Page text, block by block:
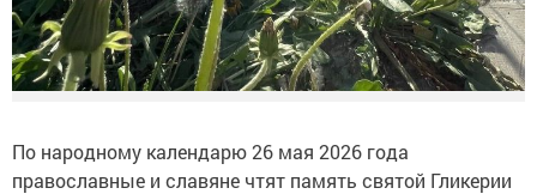
По народному календарю 26 мая 2026 года
православные и славяне чтят память святой Гликерии